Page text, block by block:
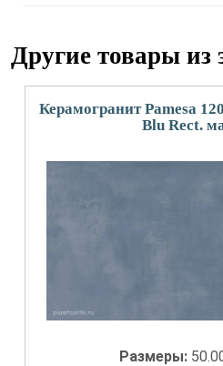
Другие товары из
Керамогранит Pamesa
Blu Rect.
Размеры: